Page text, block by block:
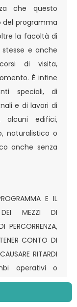
che questo
programma
la facoltà di
e anche
di visita,
È infine
speciali, di
e di lavori di
alcuni edifici,
naturalistico o
anche senza
E IL
DEI MEZZI DI
PERCORRENZA,
CONTO DI
RITARDI
operativi o
congestionato,
stradale,